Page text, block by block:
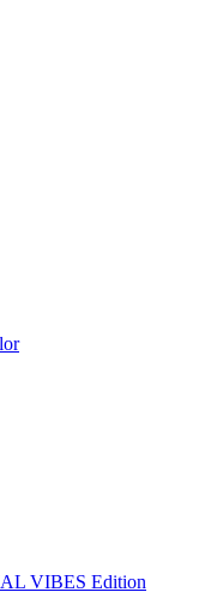
VIBES Edition